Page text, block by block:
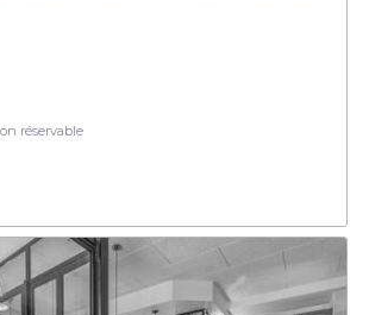
réservable